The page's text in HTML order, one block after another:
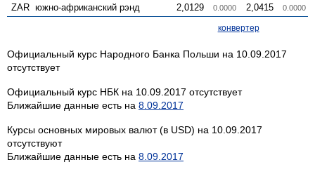
ZAR южно-африканский рэнд 2,0129 0.0000 2,0415 0.0000
конвертер
Официальный курс Народного Банка Польши на 10.09.2017
отсутствует
Официальный курс НБК на 10.09.2017 отсутствует
Ближайшие данные есть на 8.09.2017
Курсы основных мировых валют (в USD) на 10.09.2017
отсутствуют
Ближайшие данные есть на 8.09.2017